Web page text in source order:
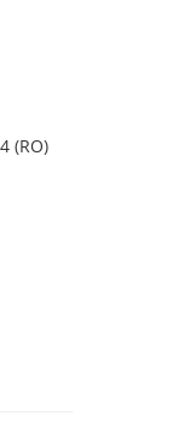
(RO)